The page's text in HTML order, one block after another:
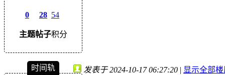
0
主题
28
帖子
54
积分
时间轨
发表于 2024-10-17 06:27:20 | 显示全部